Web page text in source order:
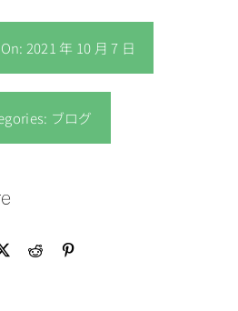
2021 年 10 月 7 日
ブログ